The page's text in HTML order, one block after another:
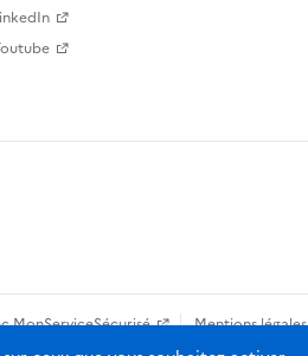
MonServiceSécurisé Mentions légales